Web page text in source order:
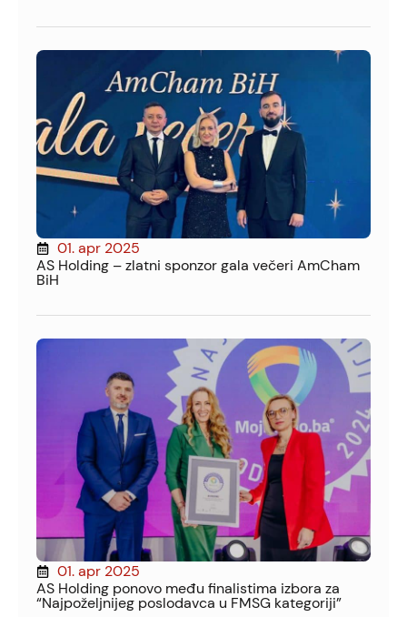
01. apr 2025
AS Holding – zlatni sponzor gala večeri AmCham
BiH
01. apr 2025
AS Holding ponovo među finalistima izbora za
“Najpoželjnijeg poslodavca u FMSG kategoriji”